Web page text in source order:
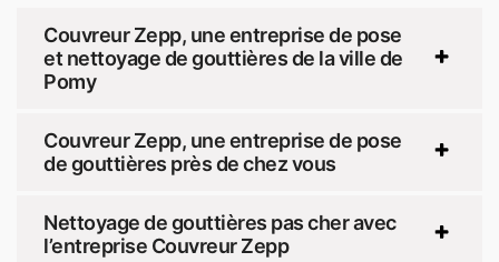
Couvreur Zepp, une entreprise de pose
et nettoyage de gouttières de la ville de
Pomy
Couvreur Zepp, une entreprise de pose
de gouttières près de chez vous
Nettoyage de gouttières pas cher avec
l’entreprise Couvreur Zepp